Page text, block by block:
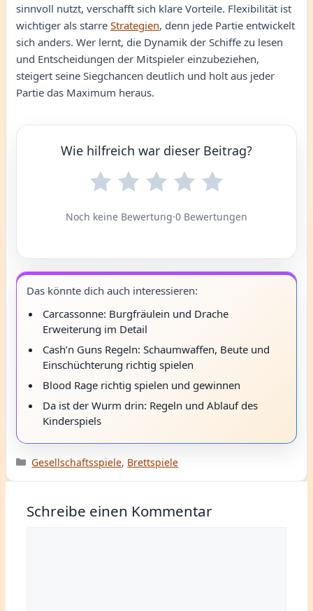
sinnvoll nutzt, verschafft sich klare Vorteile. Flexibilität ist
wichtiger als starre Strategien, denn jede Partie entwickelt
sich anders. Wer lernt, die Dynamik der Schiffe zu lesen
und Entscheidungen der Mitspieler einzubeziehen,
steigert seine Siegchancen deutlich und holt aus jeder
Partie das Maximum heraus.
Wie hilfreich war dieser Beitrag?
Noch keine Bewertung·0 Bewertungen
Das könnte dich auch interessieren:
Carcassonne: Burgfräulein und Drache
Erweiterung im Detail
Cash’n Guns Regeln: Schaumwaffen, Beute und
Einschüchterung richtig spielen
Blood Rage richtig spielen und gewinnen
Da ist der Wurm drin: Regeln und Ablauf des
Kinderspiels
Kategorien
Gesellschaftsspiele, Brettspiele
Schreibe einen Kommentar